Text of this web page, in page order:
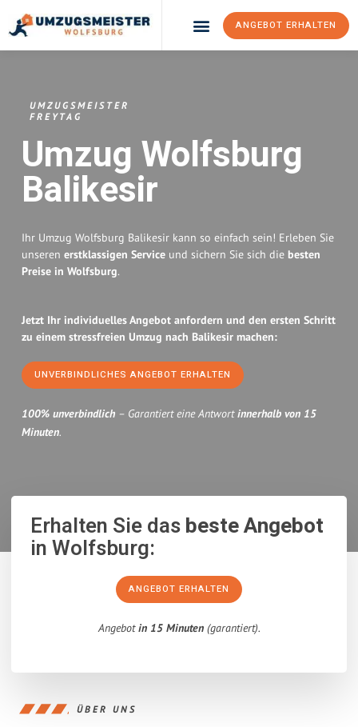
ANGEBOT ERHALTEN
UMZUGSMEISTER
FREYTAG
Umzug Wolfsburg
Balikesir
Ihr Umzug Wolfsburg Balikesir kann so einfach sein! Erleben Sie
unseren erstklassigen Service und sichern Sie sich die besten
Preise in Wolfsburg.
Jetzt Ihr individuelles Angebot anfordern und den ersten Schritt
zu einem stressfreien Umzug nach Balikesir machen:
UNVERBINDLICHES ANGEBOT ERHALTEN
100% unverbindlich – Garantiert eine Antwortinnerhalb von 15
Minuten.
Erhalten Sie dasbeste Angebot
in Wolfsburg:
ANGEBOT ERHALTEN
Angebotin 15 Minuten(garantiert).
ÜBER UNS